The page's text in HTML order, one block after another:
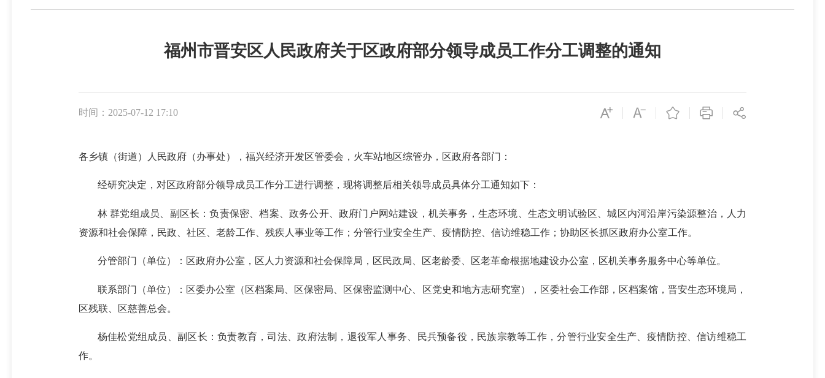
福州市晋安区人民政府关于区政府部分领导成员工作分工调整的通知
时间：2025-07-12 17:10
各乡镇（街道）人民政府（办事处），福兴经济开发区管委会，火车站地区综管办，区政府各部门：
经研究决定，对区政府部分领导成员工作分工进行调整，现将调整后相关领导成员具体分工通知如下：
林 群党组成员、副区长：负责保密、档案、政务公开、政府门户网站建设，机关事务，生态环境、生态文明试验区、城区内河沿岸污染源整治，人力
资源和社会保障，民政、社区、老龄工作、残疾人事业等工作；分管行业安全生产、疫情防控、信访维稳工作；协助区长抓区政府办公室工作。
分管部门（单位）：区政府办公室，区人力资源和社会保障局，区民政局、区老龄委、区老革命根据地建设办公室，区机关事务服务中心等单位。
联系部门（单位）：区委办公室（区档案局、区保密局、区保密监测中心、区党史和地方志研究室），区委社会工作部，区档案馆，晋安生态环境局，
区残联、区慈善总会。
杨佳松党组成员、副区长：负责教育，司法、政府法制，退役军人事务、民兵预备役，民族宗教等工作，分管行业安全生产、疫情防控、信访维稳工
作。